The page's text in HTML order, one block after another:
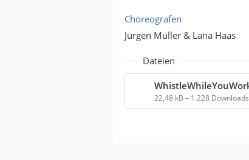
Choreografen
Jürgen Müller & Lana Haas
Dateien
22,48 kB – 1.228 Downloads